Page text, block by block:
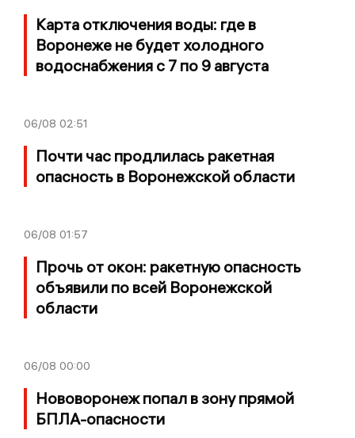
Карта отключения воды: где в
Воронеже не будет холодного
водоснабжения с 7 по 9 августа
06/08 02:51
Почти час продлилась ракетная
опасность в Воронежской области
06/08 01:57
Прочь от окон: ракетную опасность
объявили по всей Воронежской
области
06/08 00:00
Нововоронеж попал в зону прямой
БПЛА-опасности